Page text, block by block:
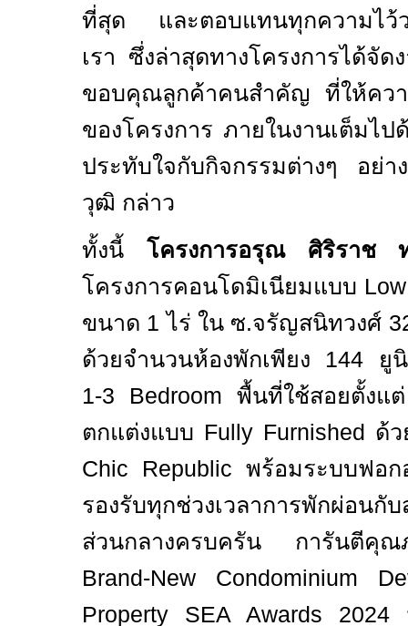
ที่สุด และตอบแทนทุกความไว้ว
เรา ซึ่งล่าสุดทางโครงการได้จั
ขอบคุณลูกค้าคนสำคัญ ที่ให้ควา
ของโครงการ ภายในงานเต็มไ
ประทับใจกับกิจกรรมต่างๆ อย่า
วุฒิ กล่าว
ทั้งนี้ โครงการอรุณ ศิริราช
โครงการคอนโดมิเนียมแบบ
ขนาด 1ไร่ ใน ซ.จรัญสนิทวงศ์
ด้วยจำนวนห้องพักเพียง 144 ยู
1-3 Bedroom พื้นที่ใช้สอยตั้ง
ตกแต่งแบบ Fully Furnished ด้ว
Chic Republic พร้อมระบบฟอก
รองรับทุกช่วงเวลาการพักผ่อน
ส่วนกลางครบครัน การันตีคุ
Brand-New Condominium
Property SEA Awards 2024